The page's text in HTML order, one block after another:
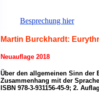
Besprechung hier
Martin Burckhardt:
Neuauflage 2018
Über den allgemeinen Sinn der
Zusammenhang mit der
ISBN 978-3-931156-45-9; 2.